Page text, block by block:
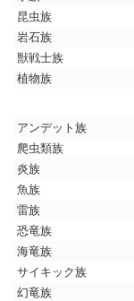
昆虫族
岩石族
獣戦士族
植物族
アンデット族
爬虫類族
炎族
魚族
雷族
恐竜族
海竜族
サイキック族
幻竜族